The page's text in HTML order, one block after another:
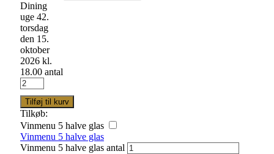
Dining
uge 42.
torsdag
den 15.
oktober
2026 kl.
18.00 antal
Tilføj til kurv
Tilkøb:
Vinmenu 5 halve glas
Vinmenu 5 halve glas
Vinmenu 5 halve glas antal